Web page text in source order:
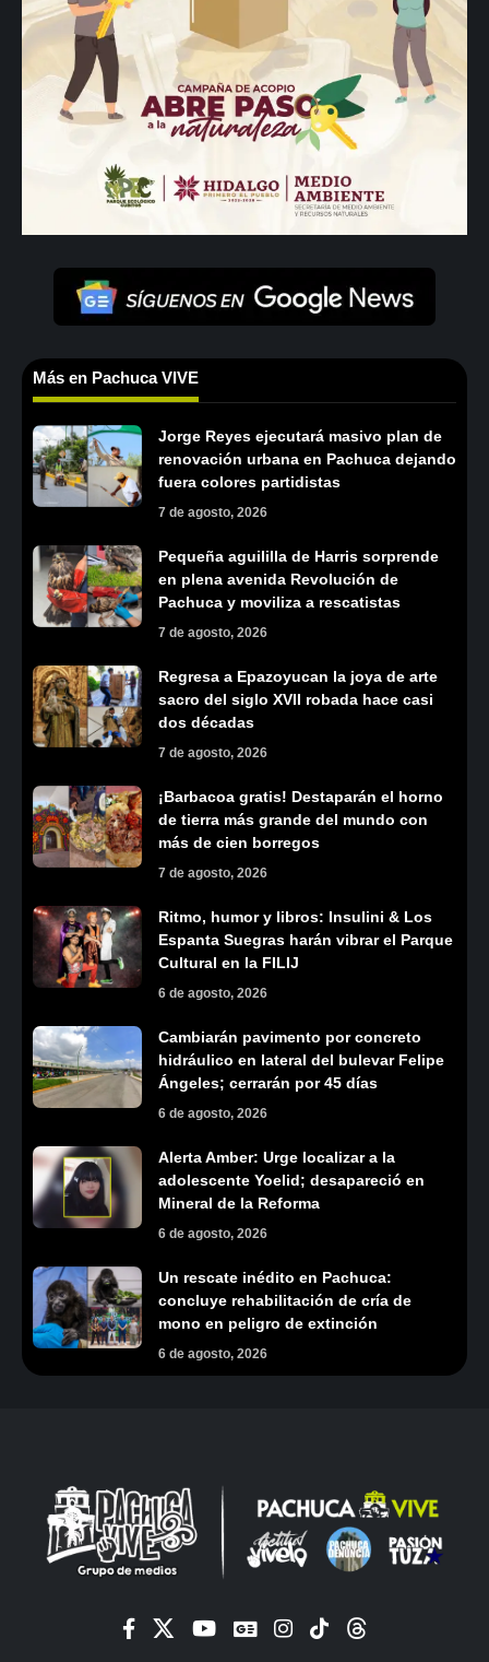
Más en Pachuca VIVE
Jorge Reyes ejecutará masivo plan de
renovación urbana en Pachuca dejando
fuera colores partidistas
7 de agosto, 2026
Pequeña aguililla de Harris sorprende
en plena avenida Revolución de
Pachuca y moviliza a rescatistas
7 de agosto, 2026
Regresa a Epazoyucan la joya de arte
sacro del siglo XVII robada hace casi
dos décadas
7 de agosto, 2026
¡Barbacoa gratis! Destaparán el horno
de tierra más grande del mundo con
más de cien borregos
7 de agosto, 2026
Ritmo, humor y libros: Insulini & Los
Espanta Suegras harán vibrar el Parque
Cultural en la FILIJ
6 de agosto, 2026
Cambiarán pavimento por concreto
hidráulico en lateral del bulevar Felipe
Ángeles; cerrarán por 45 días
6 de agosto, 2026
Alerta Amber: Urge localizar a la
adolescente Yoelid; desapareció en
Mineral de la Reforma
6 de agosto, 2026
Un rescate inédito en Pachuca:
concluye rehabilitación de cría de
mono en peligro de extinción
6 de agosto, 2026